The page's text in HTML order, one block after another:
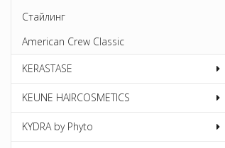
Стайлинг
American Crew Classic
KERASTASE
KEUNE HAIRCOSMETICS
KYDRA by Phyto